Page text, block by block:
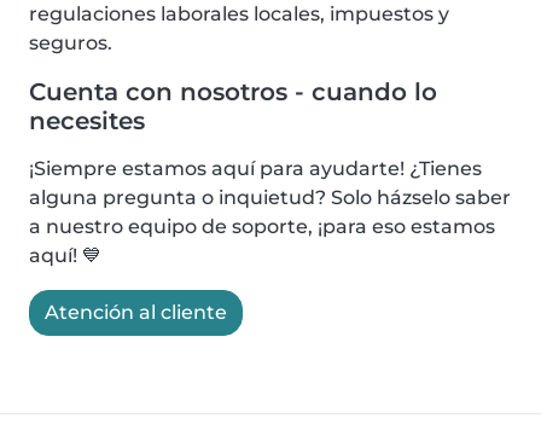
regulaciones laborales locales, impuestos y
seguros.
Cuenta con nosotros - cuando lo
necesites
¡Siempre estamos aquí para ayudarte! ¿Tienes
alguna pregunta o inquietud? Solo házselo saber
a nuestro equipo de soporte, ¡para eso estamos
aquí! 💙
Atención al cliente